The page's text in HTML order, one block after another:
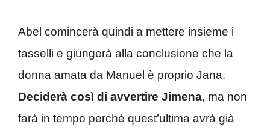
Abel comincerà quindi a mettere insieme i
tasselli e giungerà alla conclusione che la
donna amata da Manuel è proprio Jana.
Deciderà così di avvertire Jimena, ma non
farà in tempo perché quest’ultima avrà già